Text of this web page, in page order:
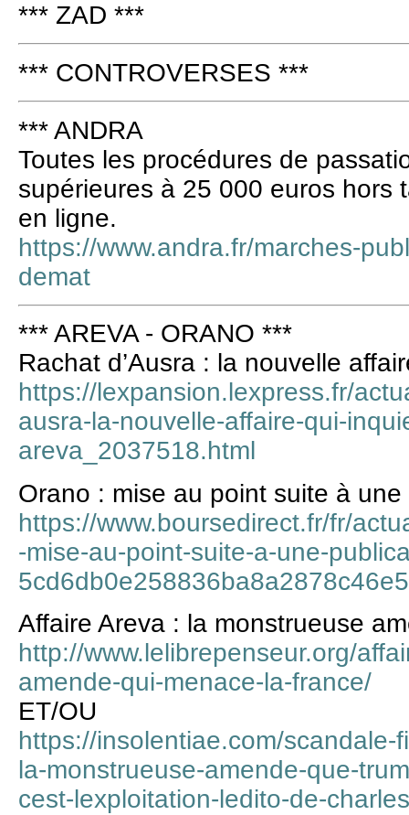
*** ZAD ***
*** CONTROVERSES ***
*** ANDRA
Toutes les procédures de
supérieures à 25 000 euros hors
en ligne.
https://www.andra.fr/marches-
demat
*** AREVA - ORANO ***
Rachat d’Ausra : la nouvelle
https://lexpansion.lexpress.fr/
ausra-la-nouvelle-affaire-qui-
areva_2037518.html
Orano : mise au point suite à
https://www.boursedirect.fr/fr/
-mise-au-point-suite-a-une-
Affaire Areva : la monstrueuse
http://www.lelibrepenseur.org/
amende-qui-menace-la-france/
ET/OU
https://insolentiae.com/scandale-
la-monstrueuse-amende-que-
cest-lexploitation-ledito-de-